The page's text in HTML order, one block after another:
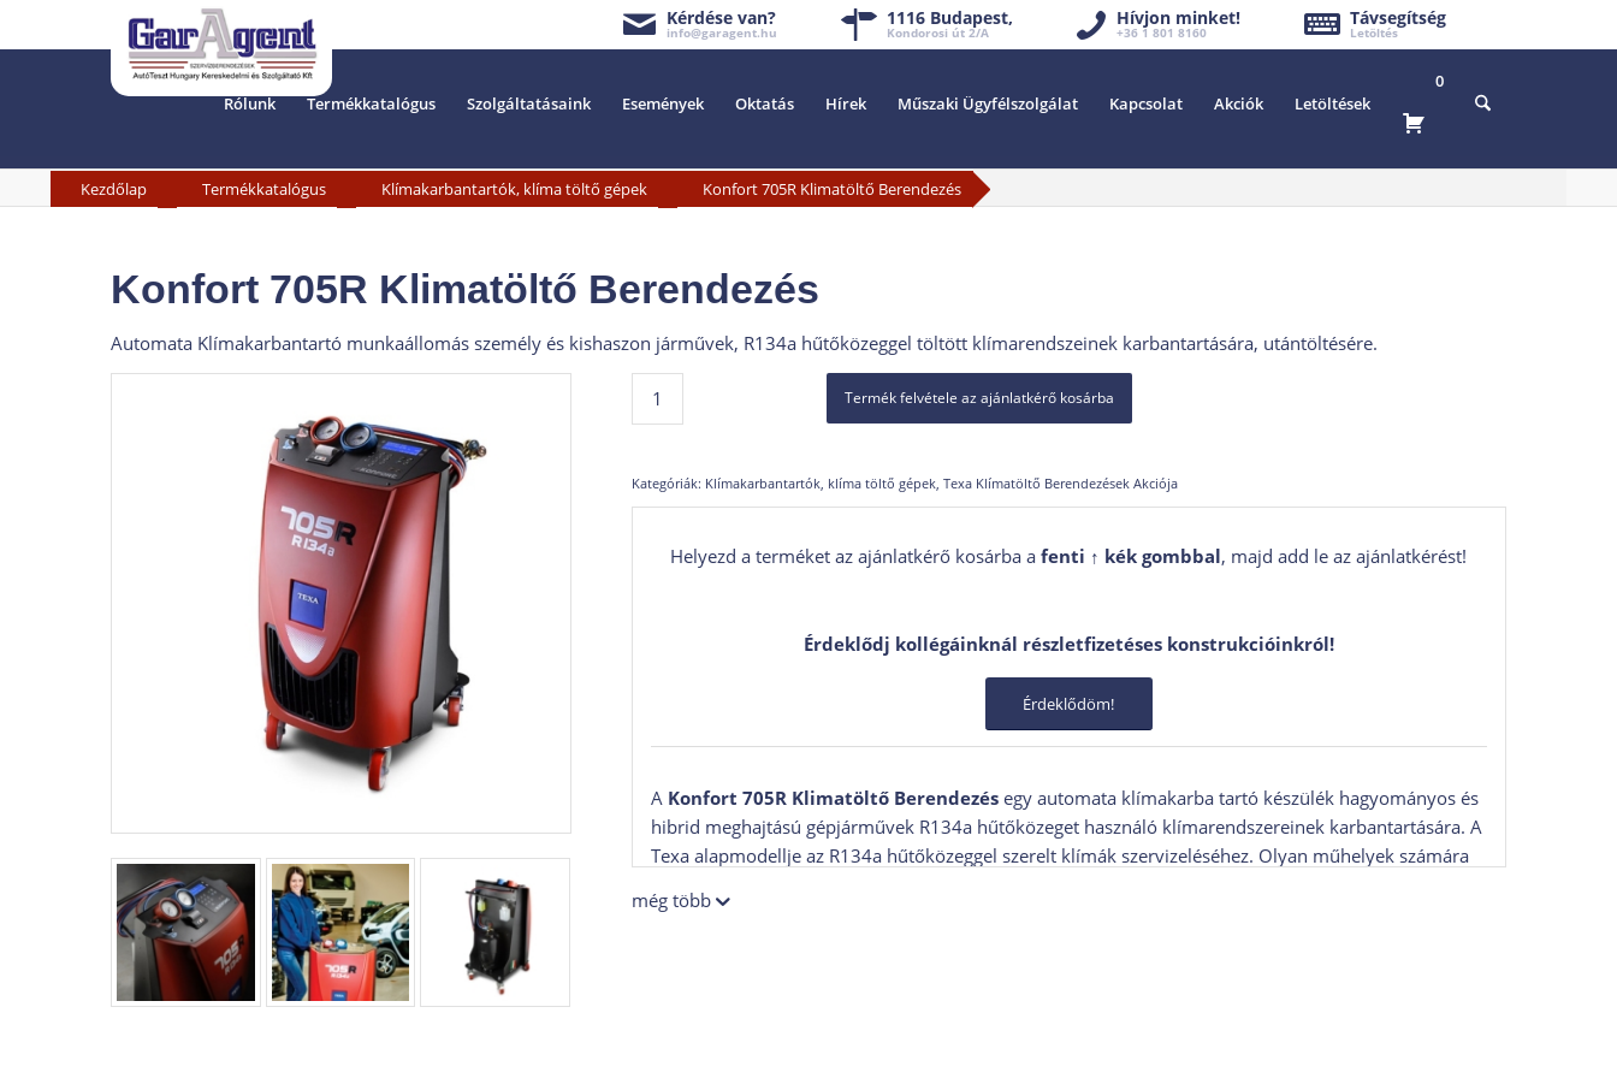
Kérdése van?
info@garagent.hu
1116 Budapest,
Kondorosi út 2/A
Hívjon minket!
+36 1 801 8160
Távsegítség
Letöltés
Rólunk Termékkatalógus Szolgáltatásaink Események Oktatás Hírek Műszaki Ügyfélszolgálat Kapcsolat Akciók Letöltések
0
Kezdőlap Termékkatalógus Klímakarbantartók, klíma töltő gépek Konfort 705R Klimatöltő Berendezés
Konfort 705R Klimatöltő Berendezés
Automata Klímakarbantartó munkaállomás személy és kishaszon járművek, R134a hűtőközeggel töltött klímarendszeinek karbantartására, utántöltésére.
Termék felvétele az ajánlatkérő kosárba
Kategóriák: Klímakarbantartók, klíma töltő gépek, Texa Klímatöltő Berendezések Akciója
Helyezd a terméket az ajánlatkérő kosárba afenti ↑ kék gombbal, majd add le az ajánlatkérést!
Érdeklődj kollégáinknál részletfizetéses konstrukcióinkról!
Érdeklődöm!
A Konfort 705R Klimatöltő Berendezésegy automata klímakarba tartó készülék hagyományos és
hibrid meghajtású gépjárművek R134a hűtőközeget használó klímarendszereinek karbantartására. A
Texa alapmodellje az R134a hűtőközeggel szerelt klímák szervizeléséhez. Olyan műhelyek számára
még több